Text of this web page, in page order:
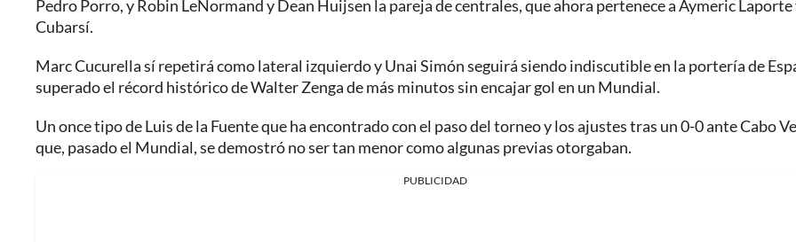
Pedro Porro, y Robin LeNormand y Dean Huijsen la pareja de centrales, que ahora pertenece a Aymeric Laporte
Cubarsí.
Marc Cucurella sí repetirá como lateral izquierdo y Unai Simón seguirá siendo indiscutible en la portería de
superado el récord histórico de Walter Zenga de más minutos sin encajar gol en un Mundial.
Un once tipo de Luis de la Fuente que ha encontrado con el paso del torneo y los ajustes tras un 0-0 ante Cabo
que, pasado el Mundial, se demostró no ser tan menor como algunas previas otorgaban.
PUBLICIDAD